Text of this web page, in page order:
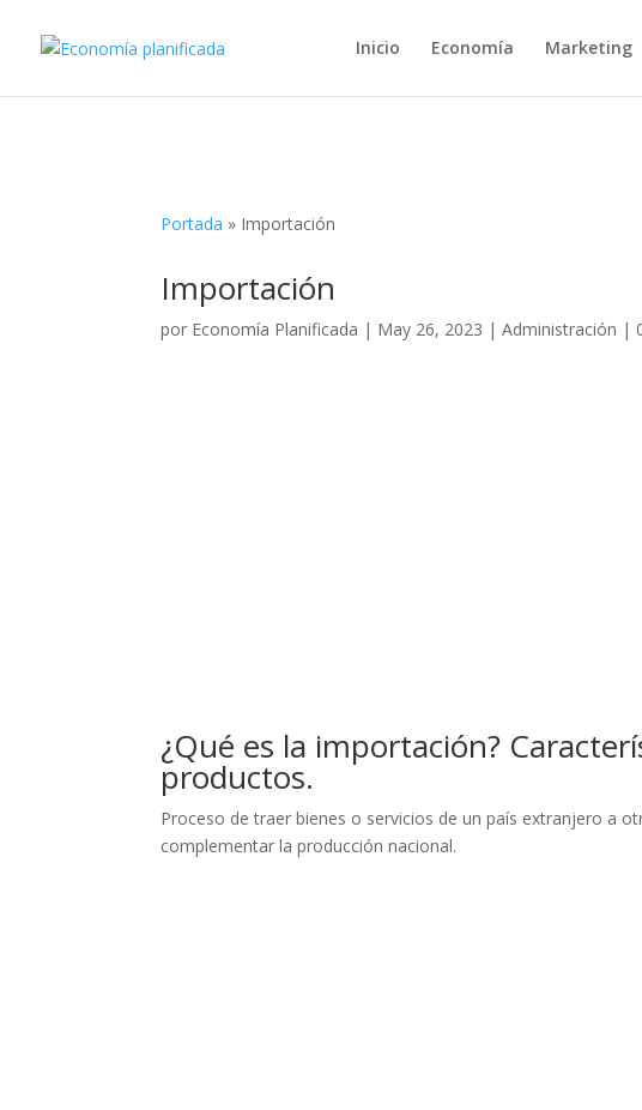
Inicio Economía Marketing
Portada » Importación
Importación
por Economía Planificada | May 26, 2023 |Administración |
¿Qué es la importación?
productos.
Proceso de traer bienes o servicios de un país extranjero a
complementar la producción nacional.